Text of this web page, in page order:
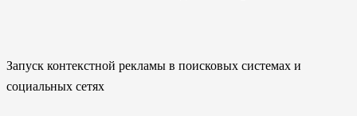
Запуск контекстной рекламы в поисковых системах и
социальных сетях